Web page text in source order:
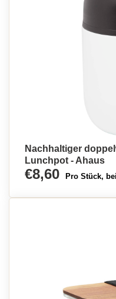
Nachhaltiger
Lunchpot - Ahaus
€8,60 Pro Stück,